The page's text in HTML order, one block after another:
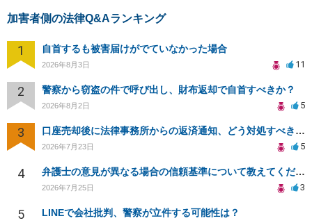
加害者側の法律Q&Aランキング
1 自首するも被害届けがでていなかった場合
2026年8月3日 11
2 警察から窃盗の件で呼び出し、財布返却で自首すべきか？
2026年8月2日 5
3 口座売却後に法律事務所からの返済通知、どう対処すべきか？
2026年7月23日 5
4 弁護士の意見が異なる場合の信頼基準について教えてください
2026年7月25日 3
5 LINEで会社批判、警察が立件する可能性は？